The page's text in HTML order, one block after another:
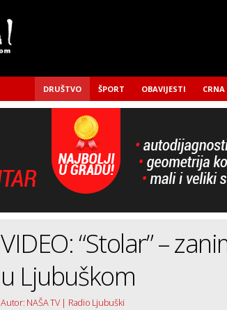
DRUŠTVO ŠPORT OBAVIJESTI
VIDEO: “Stolar” –
u Ljubuškom
Autor: NAŠA TV | Radio Ljubuški